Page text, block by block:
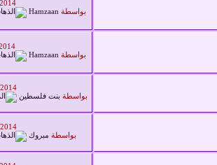
بواسطة Hamzaan
بواسطة Hamzaan
بواسطة بنت فلسطين
بواسطة مبروك